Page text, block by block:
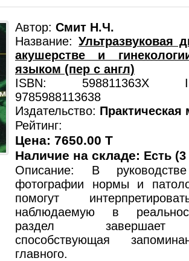
Автор: Смит Н.Ч.
Название: Ультразвуковая
акушерстве и
языком (пер с англ)
ISBN: 598811363X
9785988113638
Издательство: Практическая
Рейтинг:
Цена: 7650.00 T
Наличие на складе: Есть
Описание: В
фотографии нормы и
помогут
наблюдаемую в
раздел завершает
способствующая
главного.